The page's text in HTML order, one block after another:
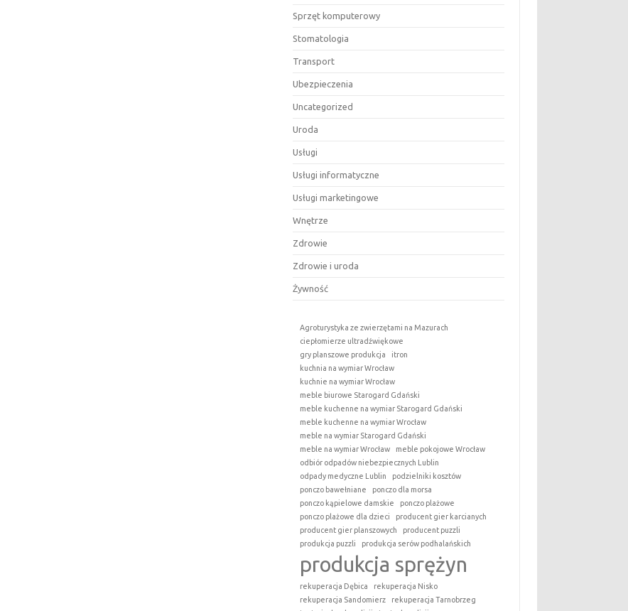
Sprzęt komputerowy
Stomatologia
Transport
Ubezpieczenia
Uncategorized
Uroda
Usługi
Usługi informatyczne
Usługi marketingowe
Wnętrze
Zdrowie
Zdrowie i uroda
Żywność
Agroturystyka ze zwierzętami na Mazurach
ciepłomierze ultradźwiękowe
gry planszowe produkcja
itron
kuchnia na wymiar Wrocław
kuchnie na wymiar Wrocław
meble biurowe Starogard Gdański
meble kuchenne na wymiar Starogard Gdański
meble kuchenne na wymiar Wrocław
meble na wymiar Starogard Gdański
meble na wymiar Wrocław
meble pokojowe Wrocław
odbiór odpadów niebezpiecznych Lublin
odpady medyczne Lublin
podzielniki kosztów
ponczo bawełniane
ponczo dla morsa
ponczo kąpielowe damskie
ponczo plażowe
ponczo plażowe dla dzieci
producent gier karcianych
producent gier planszowych
producent puzzli
produkcja puzzli
produkcja serów podhalańskich
produkcja sprężyn
rekuperacja Dębica
rekuperacja Nisko
rekuperacja Sandomierz
rekuperacja Tarnobrzeg